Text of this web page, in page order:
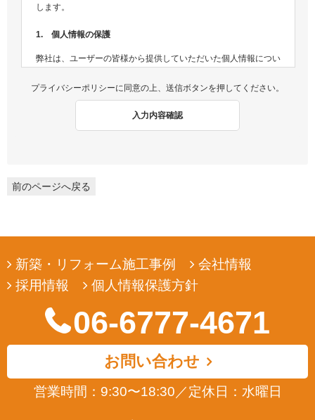
します。
1. 個人情報の保護
弊社は、ユーザーの皆様から提供していただいた個人情報につい
ないよう、個人情報の適切な管理及び保護に努めます。
3. 個人情報の利用
4. 個人情報の開示
弊社は、ユーザーの皆様から提供していただいた個人情報を、正
当な理由のある場合を除き、その同意なくして第三者に開示若し
くは提供することはありません。また、その場合においても、正
当な理由がない限り、個人情報が第三者から更に開示、提供若し
くは漏洩されることのないよう努めます。
弊社は、ユーザーの皆様が提供された個人情報の確認、訂正など
プライバシーポリシーに同意の上、送信ボタンを押してください。
入力内容確認
前のページへ戻る
新築・リフォーム施工事例
会社情報
採用情報
個人情報保護方針
06-6777-4671
お問い合わせ
営業時間：9:30〜18:30 ／定休日：水曜日